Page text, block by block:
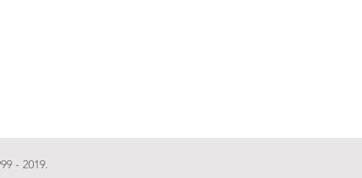
- 2019.